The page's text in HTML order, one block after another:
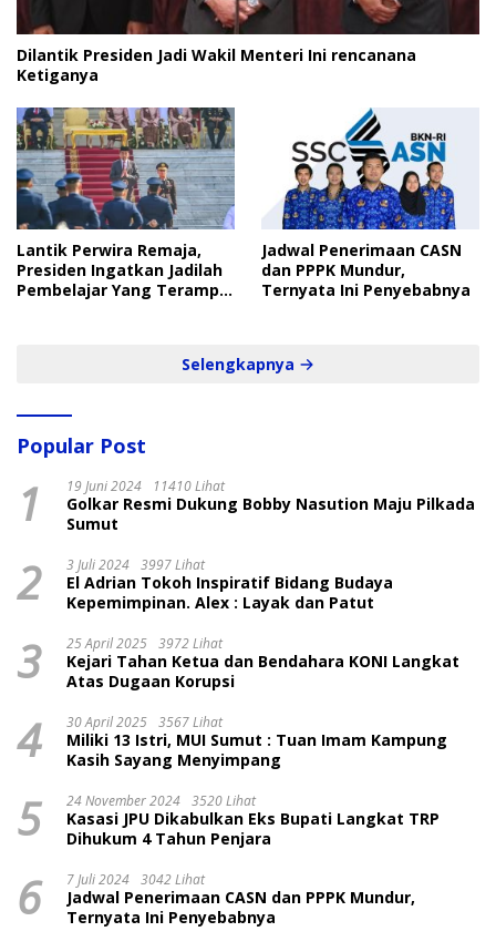
Dilantik Presiden Jadi Wakil Menteri Ini rencanana
Ketiganya
Lantik Perwira Remaja,
Presiden Ingatkan Jadilah
Pembelajar Yang Terampil
Jadwal Penerimaan CASN
dan PPPK Mundur,
Ternyata Ini Penyebabnya
Selengkapnya
Popular Post
1 19 Juni 2024 11410 Lihat
Golkar Resmi Dukung Bobby Nasution Maju Pilkada
Sumut
2 3 Juli 2024 3997 Lihat
El Adrian Tokoh Inspiratif Bidang Budaya
Kepemimpinan. Alex : Layak dan Patut
3 25 April 2025 3972 Lihat
Kejari Tahan Ketua dan Bendahara KONI Langkat
Atas Dugaan Korupsi
4 30 April 2025 3567 Lihat
Miliki 13 Istri, MUI Sumut : Tuan Imam Kampung
Kasih Sayang Menyimpang
5 24 November 2024 3520 Lihat
Kasasi JPU Dikabulkan Eks Bupati Langkat TRP
Dihukum 4 Tahun Penjara
6 7 Juli 2024 3042 Lihat
Jadwal Penerimaan CASN dan PPPK Mundur,
Ternyata Ini Penyebabnya